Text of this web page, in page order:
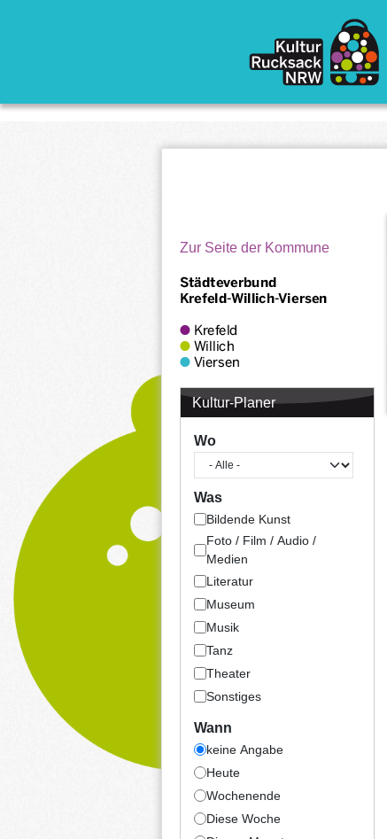
Zur Seite der Kommune
Kultur-Planer
Wo
Was
Bildende Kunst
Foto / Film / Audio /
Medien
Literatur
Museum
Musik
Tanz
Theater
Sonstiges
Wann
keine Angabe
Heute
Wochenende
Diese Woche